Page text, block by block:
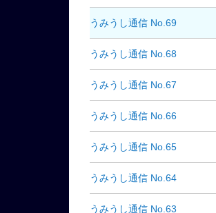
うみうし通信 No.69
うみうし通信 No.68
うみうし通信 No.67
うみうし通信 No.66
うみうし通信 No.65
うみうし通信 No.64
うみうし通信 No.63